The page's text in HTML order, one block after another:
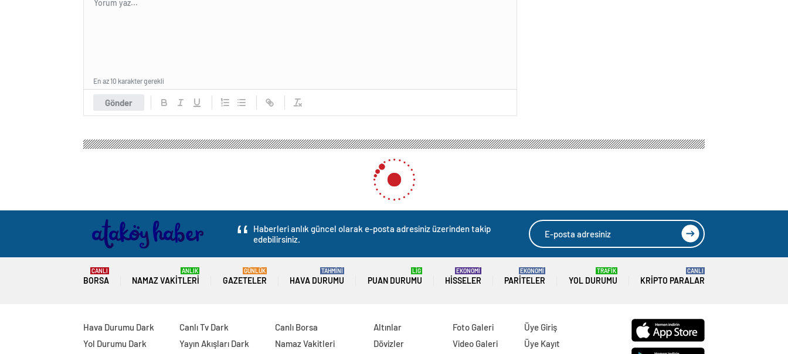
Gönder
En az 10 karakter gerekli
VGM BURS BAŞVURUSU: 2024- 25 VGM ortaöğrenim, yükseköğrenim burs başvurusu ne zaman yapılacak? Başvuru ekranı
VGM BURS BAŞVURUSU: 2024- 25 VGM ortaöğrenim,
yükseköğrenim burs başvurusu ne zaman yapılacak? Başvuru
ekranı (https://www.vgm.gov.tr/)